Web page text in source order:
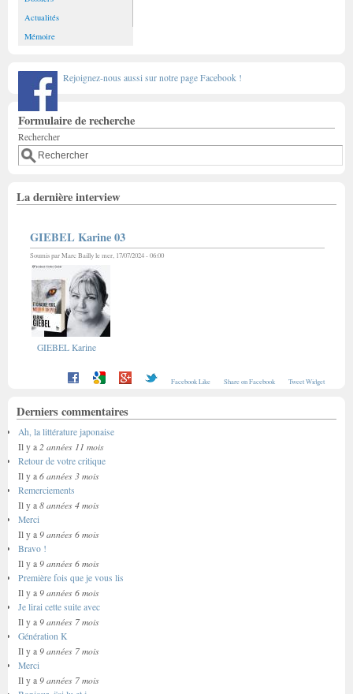
Actualités
Mémoire
Rejoignez-nous aussi sur notre page Facebook !
Formulaire de recherche
Rechercher
La dernière interview
GIEBEL Karine 03
Soumis parMarc Baillyle mer, 17/07/2024 - 06:00
GIEBEL Karine
Facebook Like Share on Facebook Tweet Widget
Derniers commentaires
Ah, la littérature japonaise
Il y a 2 années 11 mois
Retour de votre critique
Il y a 6 années 3 mois
Remerciements
Il y a 8 années 4 mois
Merci
Il y a 9 années 6 mois
Bravo !
Il y a 9 années 6 mois
Première fois que je vous lis
Il y a 9 années 6 mois
Je lirai cette suite avec
Il y a 9 années 7 mois
Génération K
Il y a 9 années 7 mois
Merci
Il y a 9 années 7 mois